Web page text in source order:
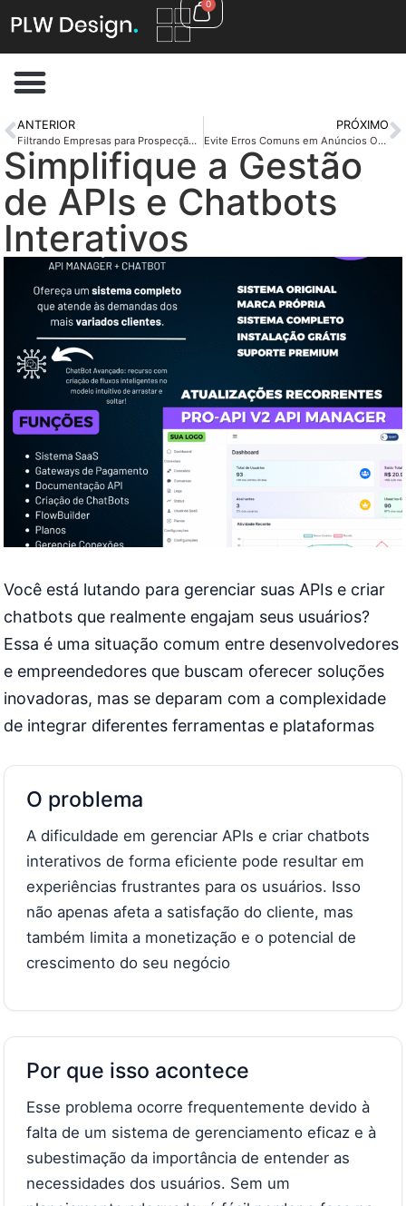
0
ANTERIOR
Filtrando Empresas para Prospecção B2B Eficiente
PRÓXIMO
Evite Erros Comuns em Anúncios Online
Simplifique a Gestão
de APIs e Chatbots
Interativos
Você está lutando para gerenciar suas APIs e criar
chatbots que realmente engajam seus usuários?
Essa é uma situação comum entre desenvolvedores
e empreendedores que buscam oferecer soluções
inovadoras, mas se deparam com a complexidade
de integrar diferentes ferramentas e plataformas
O problema
A dificuldade em gerenciar APIs e criar chatbots
interativos de forma eficiente pode resultar em
experiências frustrantes para os usuários. Isso
não apenas afeta a satisfação do cliente, mas
também limita a monetização e o potencial de
crescimento do seu negócio
Por que isso acontece
Esse problema ocorre frequentemente devido à
falta de um sistema de gerenciamento eficaz e à
subestimação da importância de entender as
necessidades dos usuários. Sem um